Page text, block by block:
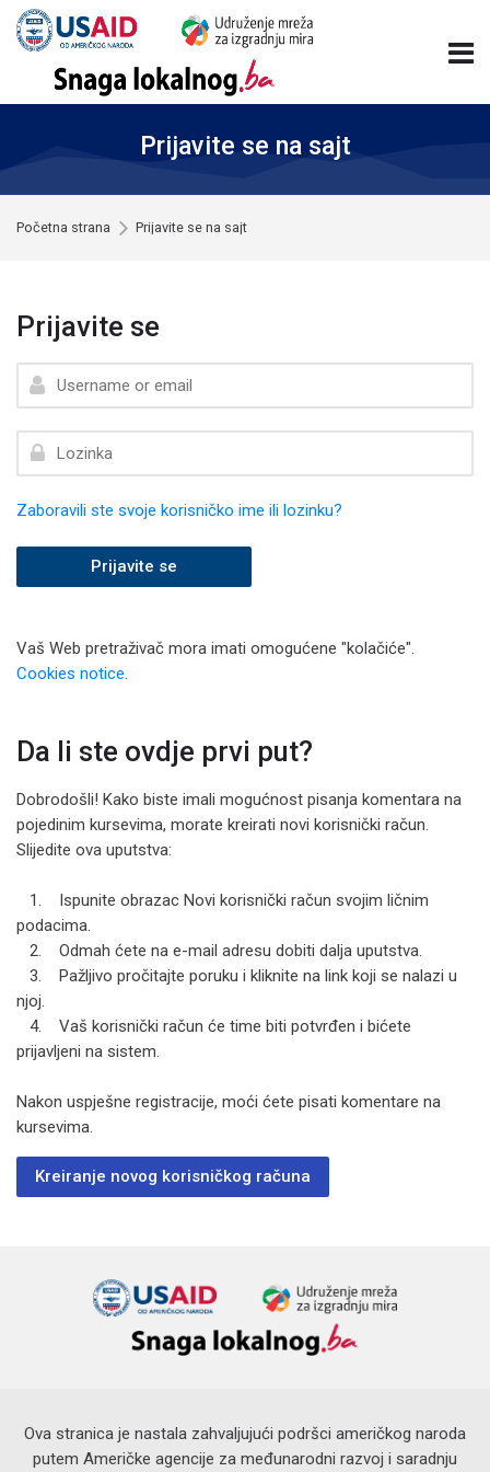
Skip to navigation
Skip to login form
Idi na glavni sadržaj
Skip to accessibility options
Skip to footer
Skip accessibility options
Prijavite se na sajt
Početna strana Prijavite se na sajt
Prijavite se
Preskoči za kreiranje novog korisničkog računa
Username or email
Lozinka
Zaboravili ste svoje korisničko ime ili lozinku?
Prijavite se
Vaš Web pretraživač mora imati omogućene "kolačiće".
Cookies notice.
Da li ste ovdje prvi put?
Dobrodošli! Kako biste imali mogućnost pisanja komentara na
pojedinim kursevima, morate kreirati novi korisnički račun.
Slijedite ova uputstva:
1. Ispunite obrazac Novi korisnički račun svojim ličnim
podacima.
2. Odmah ćete na e-mail adresu dobiti dalja uputstva.
3. Pažljivo pročitajte poruku i kliknite na link koji se nalazi u
njoj.
4. Vaš korisnički račun će time biti potvrđen i bićete
prijavljeni na sistem.
Nakon uspješne registracije, moći ćete pisati komentare na
kursevima.
Kreiranje novog korisničkog računa
Ova stranica je nastala zahvaljujući podršci američkog naroda
putem Američke agencije za međunarodni razvoj i saradnju